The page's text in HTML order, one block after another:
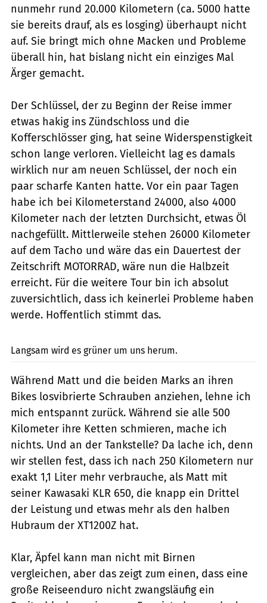
nunmehr rund 20.000 Kilometern (ca. 5000 hatte
sie bereits drauf, als es losging) überhaupt nicht
auf. Sie bringt mich ohne Macken und Probleme
überall hin, hat bislang nicht ein einziges Mal
Ärger gemacht.
Der Schlüssel, der zu Beginn der Reise immer
etwas hakig ins Zündschloss und die
Kofferschlösser ging, hat seine Widerspenstigkeit
schon lange verloren. Vielleicht lag es damals
wirklich nur am neuen Schlüssel, der noch ein
paar scharfe Kanten hatte. Vor ein paar Tagen
habe ich bei Kilometerstand 24000, also 4000
Kilometer nach der letzten Durchsicht, etwas Öl
nachgefüllt. Mittlerweile stehen 26000 Kilometer
auf dem Tacho und wäre das ein Dauertest der
Zeitschrift MOTORRAD, wäre nun die Halbzeit
erreicht. Für die weitere Tour bin ich absolut
zuversichtlich, dass ich keinerlei Probleme haben
werde. Hoffentlich stimmt das.
Langsam wird es grüner um uns herum.
Während Matt und die beiden Marks an ihren
Bikes losvibrierte Schrauben anziehen, lehne ich
mich entspannt zurück. Während sie alle 500
Kilometer ihre Ketten schmieren, mache ich
nichts. Und an der Tankstelle? Da lache ich, denn
wir stellen fest, dass ich nach 250 Kilometern nur
exakt 1,1 Liter mehr verbrauche, als Matt mit
seiner Kawasaki KLR 650, die knapp ein Drittel
der Leistung und etwas mehr als den halben
Hubraum der XT1200Z hat.
Klar, Äpfel kann man nicht mit Birnen
vergleichen, aber das zeigt zum einen, dass eine
große Reiseenduro nicht zwangsläufig ein